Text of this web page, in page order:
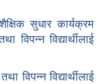
सुधार कार्यक्रम
विद्यार्थीलाई
विपन्न विद्यार्थीलाई